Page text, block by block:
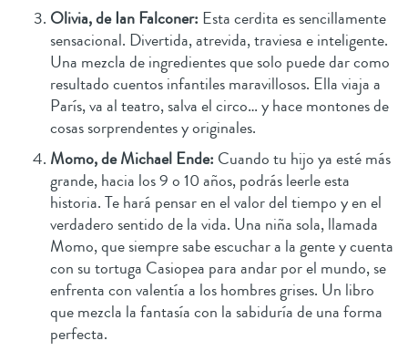
Olivia, de Ian Falconer: Esta cerdita es sencillamente
sensacional. Divertida, atrevida, traviesa e inteligente.
Una mezcla de ingredientes que solo puede dar como
resultado cuentos infantiles maravillosos. Ella viaja a
París, va al teatro, salva el circo… y hace montones de
cosas sorprendentes y originales.
Momo, de Michael Ende: Cuando tu hijo ya esté más
grande, hacia los 9 o 10 años, podrás leerle esta
historia. Te hará pensar en el valor del tiempo y en el
verdadero sentido de la vida. Una niña sola, llamada
Momo, que siempre sabe escuchar a la gente y cuenta
con su tortuga Casiopea para andar por el mundo, se
enfrenta con valentía a los hombres grises. Un libro
que mezcla la fantasía con la sabiduría de una forma
perfecta.